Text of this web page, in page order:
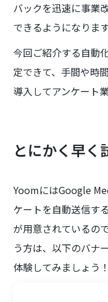
バックを迅速に事業
できるようになりま
今回ご紹介する自動
定できて、手間や時
導入してアンケート
とにかく早く
YoomにはGoogle
ケートを自動送信す
が用意されているの
う方は、以下のバナ
体験してみましょう！